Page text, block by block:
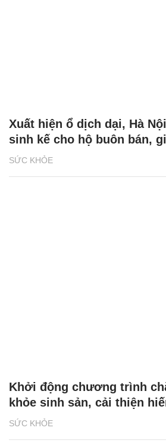
SỨC KHỎE
Xuất hiện ổ dịch dại, Hà
sinh kế cho hộ buôn bán,
SỨC KHỎE
Khởi động chương trình
khỏe sinh sản, cải thiện